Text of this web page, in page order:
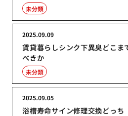
未分類
賃貸暮らしシンク下異臭どこま
べきか
2025.09.09
未分類
浴槽寿命サイン修理交換どっち
2025.09.05